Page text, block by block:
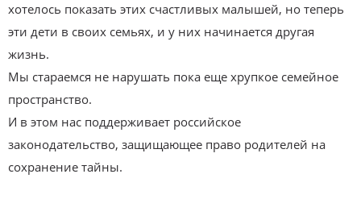
хотелось показать этих счастливых малышей, но теперь
эти дети в своих семьях, и у них начинается другая
жизнь.
Мы стараемся не нарушать пока еще хрупкое семейное
пространство.
И в этом нас поддерживает российское
законодательство, защищающее право родителей на
сохранение тайны.